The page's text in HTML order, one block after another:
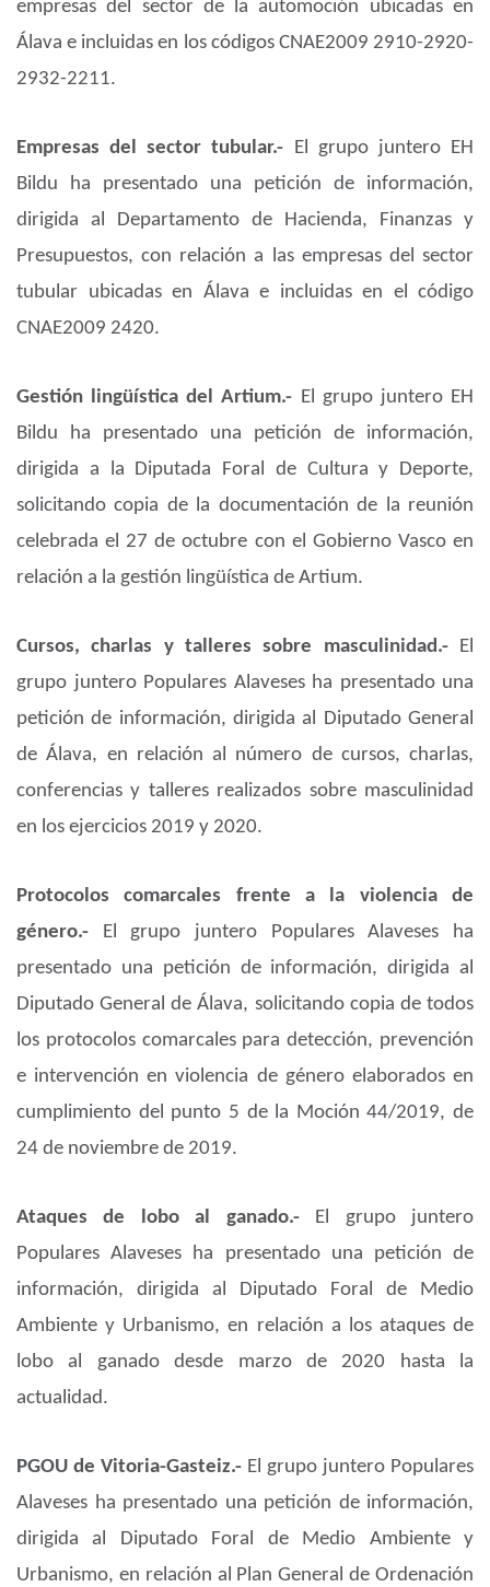
empresas del sector de la automoción ubicadas en
Álava e incluidas en los códigos CNAE2009 2910-2920-
2932-2211.
Empresas del sector tubular.- El grupo juntero EH
Bildu ha presentado una petición de información,
dirigida al Departamento de Hacienda, Finanzas y
Presupuestos, con relación a las empresas del sector
tubular ubicadas en Álava e incluidas en el código
CNAE2009 2420.
Gestión lingüística del Artium.- El grupo juntero EH
Bildu ha presentado una petición de información,
dirigida a la Diputada Foral de Cultura y Deporte,
solicitando copia de la documentación de la reunión
celebrada el 27 de octubre con el Gobierno Vasco en
relación a la gestión lingüística de Artium.
Cursos, charlas y talleres sobre masculinidad.- El
grupo juntero Populares Alaveses ha presentado una
petición de información, dirigida al Diputado General
de Álava, en relación al número de cursos, charlas,
conferencias y talleres realizados sobre masculinidad
en los ejercicios 2019 y 2020.
Protocolos comarcales frente a la violencia de
género.- El grupo juntero Populares Alaveses ha
presentado una petición de información, dirigida al
Diputado General de Álava, solicitando copia de todos
los protocolos comarcales para detección, prevención
e intervención en violencia de género elaborados en
cumplimiento del punto 5 de la Moción 44/2019, de
24 de noviembre de 2019.
Ataques de lobo al ganado.- El grupo juntero
Populares Alaveses ha presentado una petición de
información, dirigida al Diputado Foral de Medio
Ambiente y Urbanismo, en relación a los ataques de
lobo al ganado desde marzo de 2020 hasta la
actualidad.
PGOU de Vitoria-Gasteiz.- El grupo juntero Populares
Alaveses ha presentado una petición de información,
dirigida al Diputado Foral de Medio Ambiente y
Urbanismo, en relación al Plan General de Ordenación